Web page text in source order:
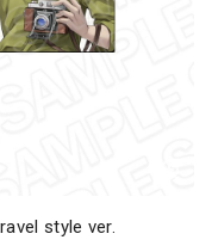
style ver.